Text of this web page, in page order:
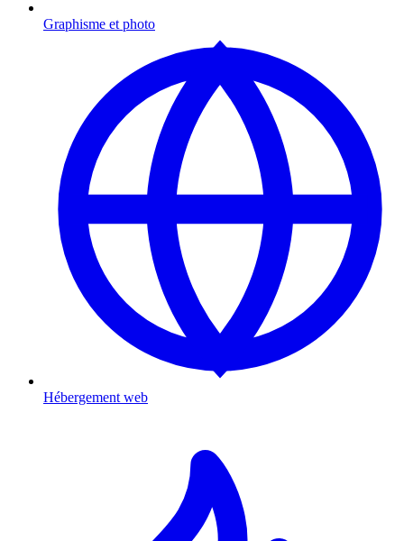
Graphisme et photo
Hébergement web